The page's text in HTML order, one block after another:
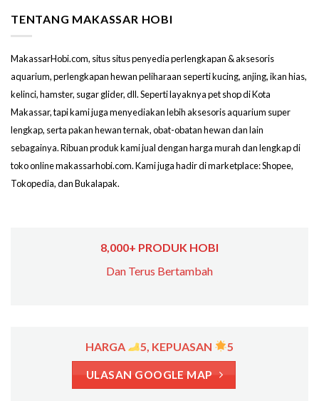
TENTANG MAKASSAR HOBI
MakassarHobi.com, situs situs penyedia perlengkapan & aksesoris
aquarium, perlengkapan hewan peliharaan seperti kucing, anjing, ikan hias,
kelinci, hamster, sugar glider, dll. Seperti layaknya pet shop di Kota
Makassar, tapi kami juga menyediakan lebih aksesoris aquarium super
lengkap, serta pakan hewan ternak, obat-obatan hewan dan lain
sebagainya. Ribuan produk kami jual dengan harga murah dan lengkap di
toko online makassarhobi.com. Kami juga hadir di marketplace: Shopee,
Tokopedia, dan Bukalapak.
8,000+ PRODUK HOBI
Dan Terus Bertambah
HARGA 5, KEPUASAN 5
ULASAN GOOGLE MAP